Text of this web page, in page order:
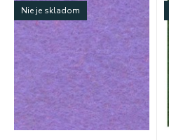
Nie je skladom